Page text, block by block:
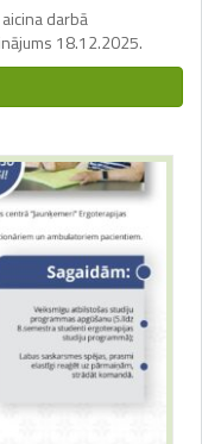
darbā
18.12.2025.